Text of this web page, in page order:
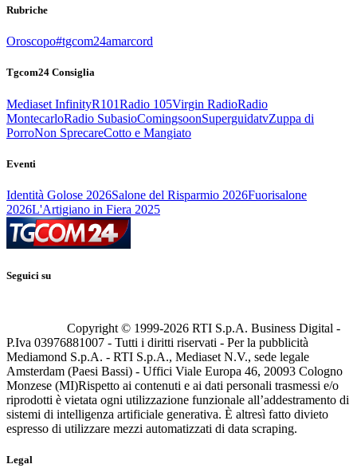
Rubriche
Oroscopo#tgcom24amarcord
Tgcom24 Consiglia
Mediaset InfinityR101Radio 105Virgin RadioRadio
MontecarloRadio SubasioComingsoonSuperguidatvZuppa di
PorroNon SprecareCotto e Mangiato
Eventi
Identità Golose 2026Salone del Risparmio 2026Fuorisalone
2026L'Artigiano in Fiera 2025
Seguici su
Copyright © 1999-2026 RTI S.p.A. Business Digital -
P.Iva 03976881007 - Tutti i diritti riservati - Per la pubblicità
Mediamond S.p.A. - RTI S.p.A., Mediaset N.V., sede legale
Amsterdam (Paesi Bassi) - Uffici Viale Europa 46, 20093 Cologno
Monzese (MI)Rispetto ai contenuti e ai dati personali trasmessi e/o
riprodotti è vietata ogni utilizzazione funzionale all’addestramento di
sistemi di intelligenza artificiale generativa. È altresì fatto divieto
espresso di utilizzare mezzi automatizzati di data scraping.
Legal